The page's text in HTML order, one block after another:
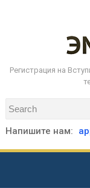
Регистрация на
Напишите нам: